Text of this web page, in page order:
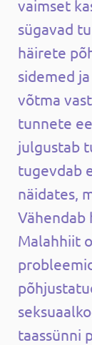
vaimset
sügavad
häirete
sidemed
võtma
tunnete
julgustab
tugevdab
näidates,
Vähendab
Malahhiit
taassünni